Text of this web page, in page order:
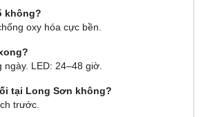
không?
oxy hóa cực bền.
LED: 24–48 giờ.
tại Long Sơn không?
trước.